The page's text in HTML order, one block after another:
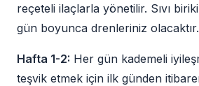
reçeteli ilaçlarla yönetilir. Sıvı
gün boyunca drenleriniz olacaktır.
Hafta 1-2: Her gün kademeli
teşvik etmek için ilk günden